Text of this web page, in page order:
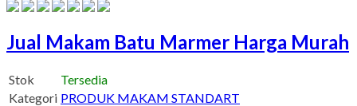
Jual Makam Batu Marmer Harga Murah
Stok
Tersedia
Kategori PRODUK MAKAM STANDART